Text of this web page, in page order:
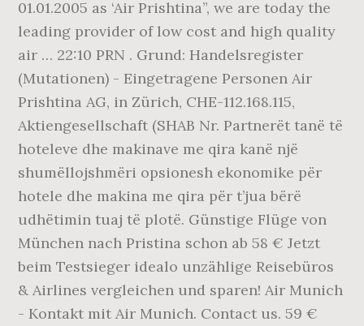
01.01.2005 as ‘Air Prishtina”, we are today the
leading provider of low cost and high quality
air … 22:10 PRN . Grund: Handelsregister
(Mutationen) - Eingetragene Personen Air
Prishtina AG, in Zürich, CHE-112.168.115,
Aktiengesellschaft (SHAB Nr. Partnerët tanë të
hoteleve dhe makinave me qira kanë një
shumëllojshmëri opsionesh ekonomike për
hotele dhe makina me qira për t’jua bërë
udhëtimin tuaj të plotë. Günstige Flüge von
München nach Pristina schon ab 58 € Jetzt
beim Testsieger idealo unzählige Reisebüros
& Airlines vergleichen und sparen! Air Munich
- Kontakt mit Air Munich. Contact us. 59 €